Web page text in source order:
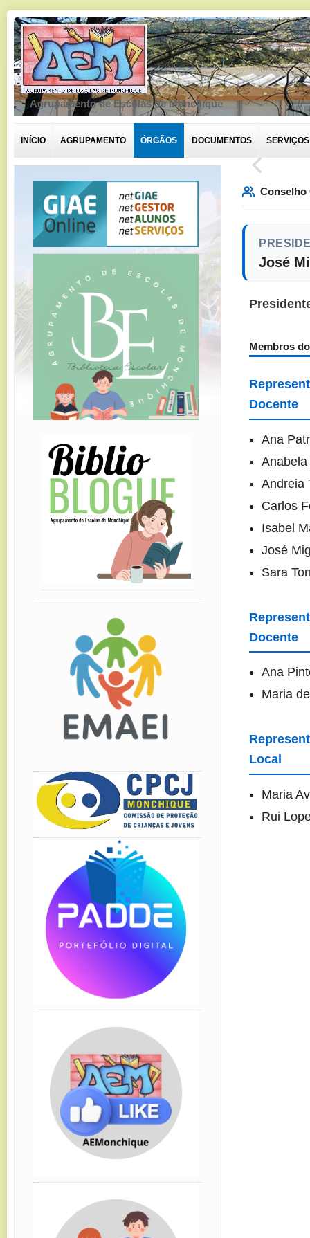
Agrupamento de Escolas de Monchique
INÍCIO AGRUPAMENTO ÓRGÃOS DOCUMENTOS SERVIÇOS
Conselho
José
Membros
Docente
Ana
Andreia
Carlos
Isabel
José
Sara
Docente
Ana
Maria
Local
Maria
Rui